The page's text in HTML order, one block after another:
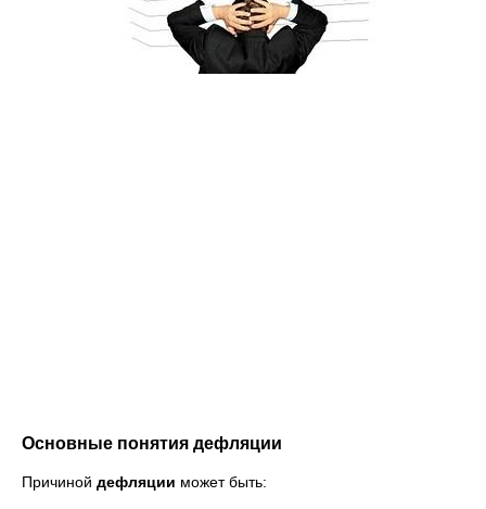
Основные понятия дефляции
Причиной дефляции может быть: